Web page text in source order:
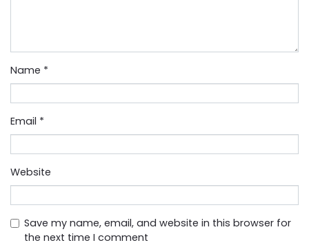
Name *
Email *
Website
Save my name, email, and website in this browser for
the next time I comment